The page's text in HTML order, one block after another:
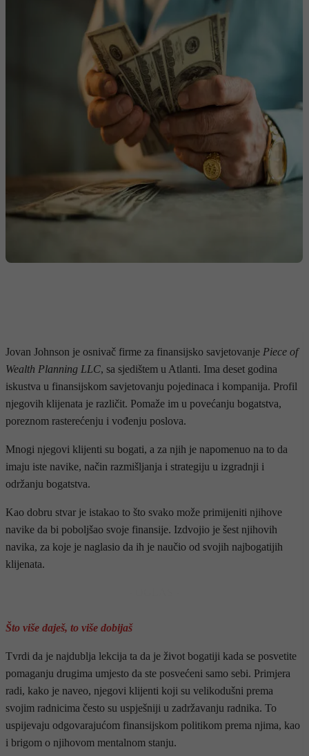
Jovan Johnson je osnivač firme za finansijsko savjetovanje Piece of
Wealth Planning LLC, sa sjedištem u Atlanti. Ima deset godina
iskustva u finansijskom savjetovanju pojedinaca i kompanija. Profil
njegovih klijenata je različit. Pomaže im u povećanju bogatstva,
poreznom rasterećenju i vođenju poslova.
Mnogi njegovi klijenti su bogati, a za njih je napomenuo na to da
imaju iste navike, način razmišljanja i strategiju u izgradnji i
održanju bogatstva.
Kao dobru stvar je istakao to što svako može primijeniti njihove
navike da bi poboljšao svoje finansije. Izdvojio je šest njihovih
navika, za koje je naglasio da ih je naučio od svojih najbogatijih
klijenata.
Što više daješ, to više dobijaš
Tvrdi da je najdublja lekcija ta da je život bogatiji kada se posvetite
pomaganju drugima umjesto da ste posvećeni samo sebi. Primjera
radi, kako je naveo, njegovi klijenti koji su velikodušni prema
svojim radnicima često su uspješniji u zadržavanju radnika. To
uspijevaju odgovarajućom finansijskom politikom prema njima, kao
i brigom o njihovom mentalnom stanju.